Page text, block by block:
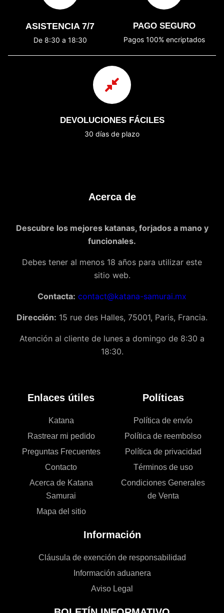
ASISTENCIA 7/7
De 8:30 a 18:30
PAGO SEGURO
Pagos 100% encriptados
DEVOLUCIONES FÁCILES
30 días de plazo
Acerca de
Descubre los mejores katanas, forjados a mano y
funcionales.
Debes tener al menos 18 años para utilizar este
sitio web.
Contacta: contact@katana-samurai.mx
Dirección: 15 rue des Halles, 75001, Paris, Francia.
Atención al cliente de lunes a domingo de 8:30 a
18:30.
Enlaces útiles
Katana
Rastrear mi pedido
Preguntas Frecuentes
Contacto
Acerca de Katana
Samurai
Mapa del sitio
Políticas
Política de envío
Política de reembolso
Política de privacidad
Términos de uso
Condiciones Generales
de Venta
Información
Cláusula de exención de responsabilidad
Información aduanera
Aviso Legal